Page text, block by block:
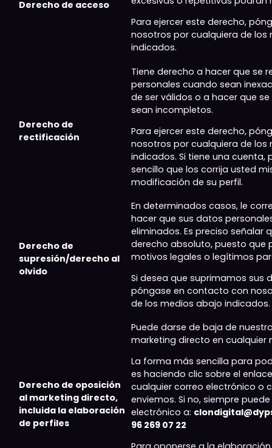
Derecho de acceso
Para ejercer este derecho,
nosotros por cualquiera de los
indicados.
Derecho de
rectificación
Tiene derecho a hacer que se
personales cuando sean
de ser válidos o a hacer que
sean incompletos.
Para ejercer este derecho,
nosotros por cualquiera de los
indicados. Si tiene una cuenta,
sencillo que los corrija usted
modificación de su perfil.
Derecho de
supresión/derecho al
olvido
En determinados casos, le
hacer que sus datos
eliminados. Es preciso señalar
derecho absoluto, puesto que
motivos legales o legítimos
Si desea que suprimamos sus
póngase en contacto con
de los medios abajo indicados.
Derecho de oposición
al marketing directo,
incluida la elaboración
de perfiles
Puede darse de baja de
marketing directo en cualquier
La forma más sencilla para
es haciendo clic sobre el
cualquier correo electrónico o
enviemos. Si no, siempre
electrónico a:
96 269 07 22